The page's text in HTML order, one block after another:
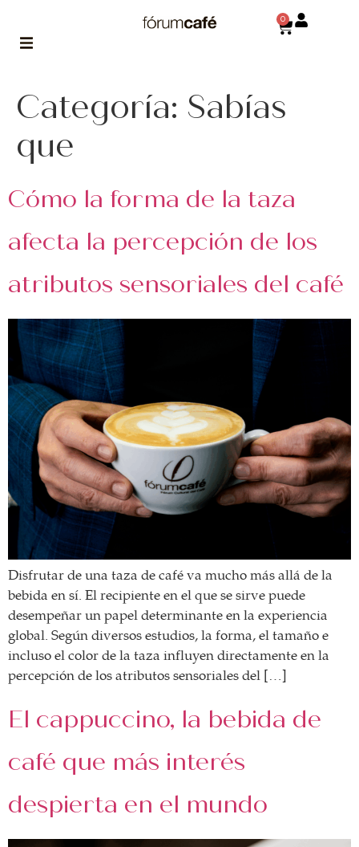
ABOUT
la historia
BLOG
de fórum
es tu
no es una revista
cualquiera
ASOCIADOS
conoce a nuestros
asociados
FORMACIONES
el café siempre tiene
algo nuevo que
enseñarnos
BOLSA DE TRABAJO
por el café?
CONTACTO
¡queremos saber
de ti!
0
Categoría: Sabías
que
Cómo la forma de la taza
afecta la percepción de los
atributos sensoriales del café
Disfrutar de una taza de café va mucho más allá de la
bebida en sí. El recipiente en el que se sirve puede
desempeñar un papel determinante en la experiencia
global. Según diversos estudios, la forma, el tamaño e
incluso el color de la taza influyen directamente en la
percepción de los atributos sensoriales del […]
El cappuccino, la bebida de
café que más interés
despierta en el mundo